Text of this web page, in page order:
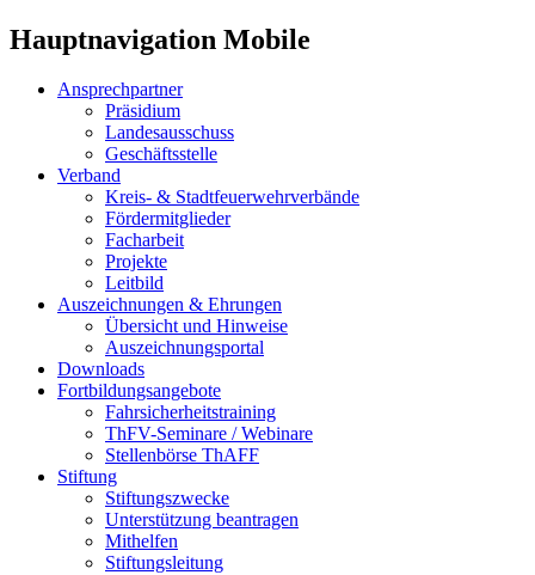
Hauptnavigation Mobile
Ansprechpartner
Präsidium
Landesausschuss
Geschäftsstelle
Verband
Kreis- & Stadtfeuerwehrverbände
Fördermitglieder
Facharbeit
Projekte
Leitbild
Auszeichnungen & Ehrungen
Übersicht und Hinweise
Auszeichnungsportal
Downloads
Fortbildungsangebote
Fahrsicherheitstraining
ThFV-Seminare / Webinare
Stellenbörse ThAFF
Stiftung
Stiftungszwecke
Unterstützung beantragen
Mithelfen
Stiftungsleitung